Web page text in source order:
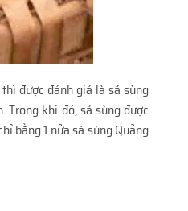
được đánh giá là sá sùng
Trong khi đó, sá sùng được
bằng 1 nửa sá sùng Quảng